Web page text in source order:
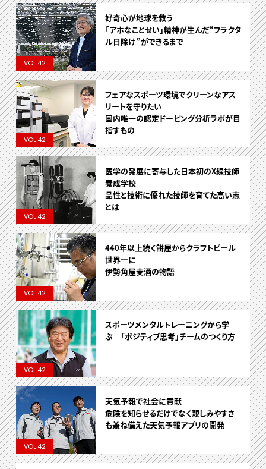
VOL.42
好奇心が地球を救う
「アホなことせい」精神が生んだ“フラクタ
ル日除け”ができるまで
VOL.42
フェアなスポーツ環境でクリーンなアス
リートを守りたい
国内唯一の認定ドーピング分析ラボが目
指すもの
VOL.42
医学の発展に寄与した日本初のX線技師
養成学校
品性と技術に優れた技師を育てた高い志
とは
VOL.42
440年以上続く餅屋からクラフトビール
世界一に
伊勢角屋麦酒の物語
VOL.42
スポーツメンタルトレーニングから学
ぶ 「ポジティブ思考」チームのつくり方
VOL.42
天気予報で社会に貢献
危険を知らせるだけでなく親しみやすさ
も兼ね備えた天気予報アプリの開発